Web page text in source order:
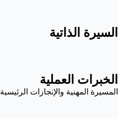
السيرة الذاتية
الخبرات العملية
المسيرة المهنية والإنجازات الرئيسية